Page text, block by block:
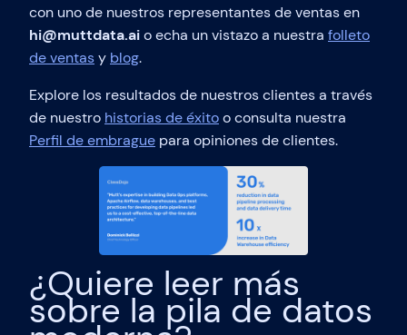
con uno de nuestros representantes de ventas en
hi@muttdata.aio echa un vistazo a nuestra folleto
de ventasy blog.
Explore los resultados de nuestros clientes a través
de nuestro historias de éxitoo consulta nuestra
Perfil de embrague para opiniones de clientes.
¿Quiere leer más
sobre la pila de datos